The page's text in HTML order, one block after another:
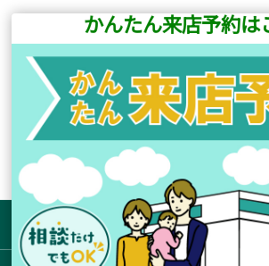
前の記事へ
店舗ブログ一覧に戻る
サイトマップ
かんたん来店予約は